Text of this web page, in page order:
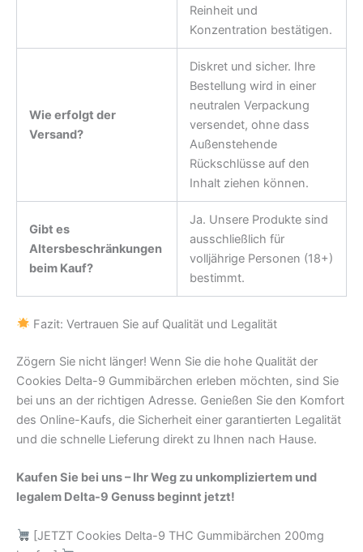
Reinheit und
Konzentration bestätigen.
Wie erfolgt der
Versand?
Diskret und sicher. Ihre
Bestellung wird in einer
neutralen Verpackung
versendet, ohne dass
Außenstehende
Rückschlüsse auf den
Inhalt ziehen können.
Gibt es
Altersbeschränkungen
beim Kauf?
Ja. Unsere Produkte sind
ausschließlich für
volljährige Personen (18+)
bestimmt.
Fazit: Vertrauen Sie auf Qualität und Legalität
Zögern Sie nicht länger! Wenn Sie die hohe Qualität der
Cookies Delta-9 Gummibärchen erleben möchten, sind Sie
bei uns an der richtigen Adresse. Genießen Sie den Komfort
des Online-Kaufs, die Sicherheit einer garantierten Legalität
und die schnelle Lieferung direkt zu Ihnen nach Hause.
Kaufen Sie bei uns – Ihr Weg zu unkompliziertem und
legalem Delta-9 Genuss beginnt jetzt!
[JETZT Cookies Delta-9 THC Gummibärchen 200mg